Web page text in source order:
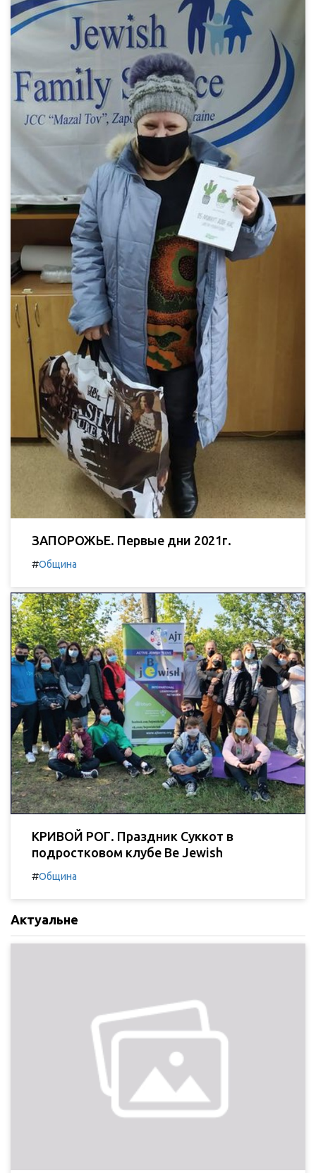
ЗАПОРОЖЬЕ. Первые дни 2021г.
#Община
КРИВОЙ РОГ. Праздник Суккот в
подростковом клубе Be Jewish
#Община
Актуальне